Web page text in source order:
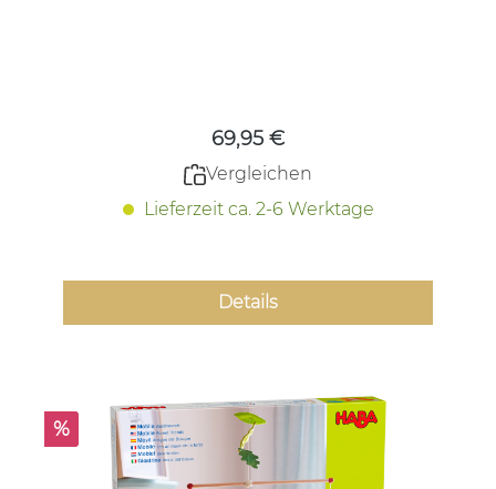
69,95 €
Vergleichen
Lieferzeit ca. 2-6 Werktage
Details
Rabatt
%